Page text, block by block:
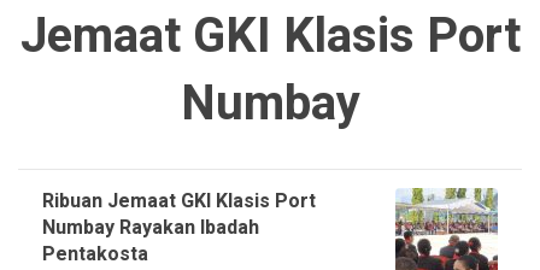
Jemaat GKI Klasis Port
Numbay
Ribuan Jemaat GKI Klasis Port
Numbay Rayakan Ibadah
Pentakosta